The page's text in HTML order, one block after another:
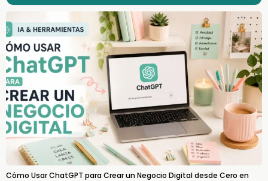
Cómo Usar ChatGPT para Crear un Negocio Digital desde Cero en